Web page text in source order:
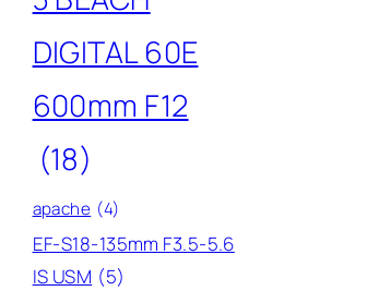
DIGITAL 60E
600mm F12
(18)
apache (4)
EF-S18-135mm F3.5-5.6
IS USM (5)